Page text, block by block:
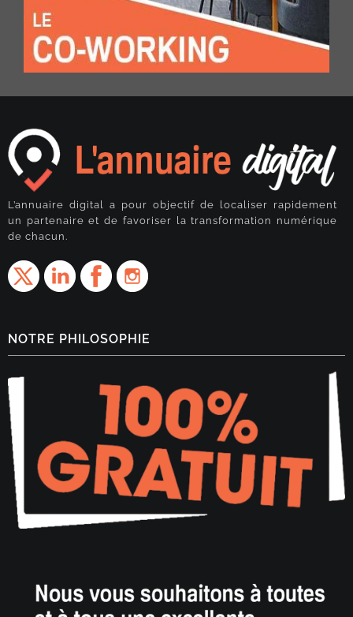
L’annuaire digital a pour objectif de localiser rapidement
un partenaire et de favoriser la transformation numérique
de chacun.
NOTRE PHILOSOPHIE